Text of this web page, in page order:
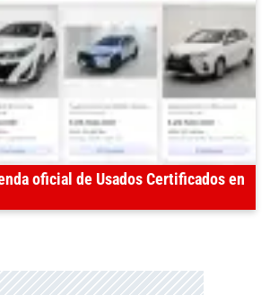
oficial de Usados Certificados en